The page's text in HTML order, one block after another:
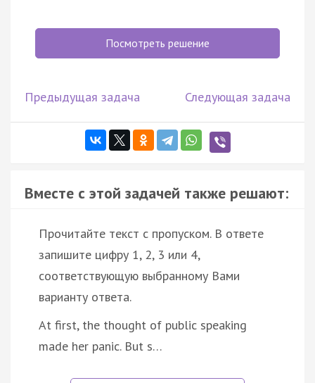
Посмотреть решение
Предыдущая задача Следующая задача
Вместе с этой задачей также решают:
Прочитайте текст с пропуском. В ответе
запишите цифру 1, 2, 3 или 4,
соответствующую выбранному Вами
варианту ответа.
At first, the thought of public speaking
made her panic. But s…